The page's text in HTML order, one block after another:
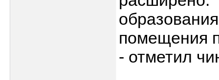
помещения
- отметил